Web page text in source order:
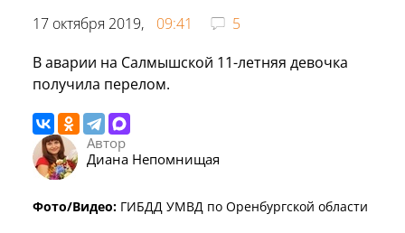
17 октября 2019, 09:41
5
В аварии на Салмышской 11-летняя девочка
получила перелом.
Автор
Диана Непомнищая
Фото/Видео: ГИБДД УМВД по Оренбургской области